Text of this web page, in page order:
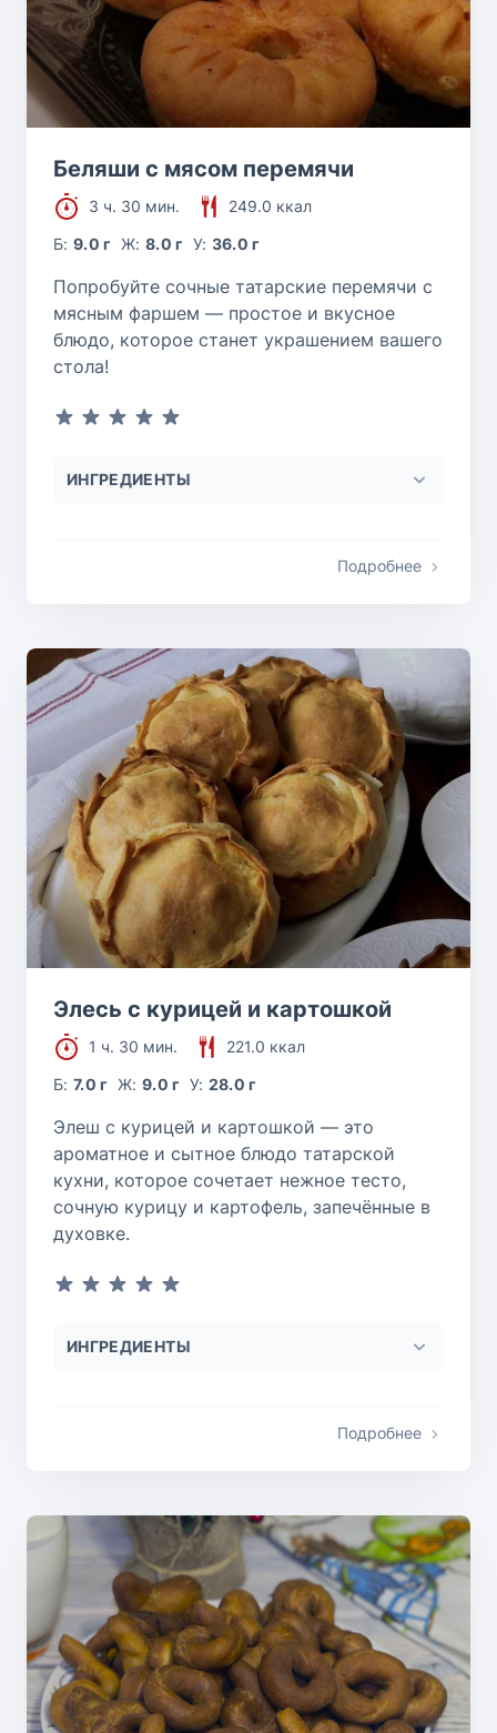
Беляши с мясом перемячи
3 ч. 30 мин.
249.0 ккал
Б:9.0 г Ж: 8.0 г У: 36.0 г
Попробуйте сочные татарские перемячи с
мясным фаршем — простое и вкусное
блюдо, которое станет украшением вашего
стола!
ИНГРЕДИЕНТЫ
Подробнее
Элесь с курицей и картошкой
1 ч. 30 мин.
221.0 ккал
Б:7.0 г Ж: 9.0 г У: 28.0 г
Элеш с курицей и картошкой — это
ароматное и сытное блюдо татарской
кухни, которое сочетает нежное тесто,
сочную курицу и картофель, запечённые в
духовке.
ИНГРЕДИЕНТЫ
Подробнее